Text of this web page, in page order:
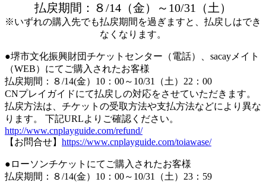
払戻期間：８/14（金）～10/31（土）
※いずれの購入先でも払戻期間を過ぎますと、払戻しはでき
なくなります。
●堺市文化振興財団チケットセンター（電話）、sacayメイト
（WEB）にてご購入されたお客様
払戻期間：８/14(金）10：00～10/31（土）22：00
CNプレイガイドにて払戻しの対応をさせていただきます。
払戻方法は、チケットの受取方法や支払方法などにより異な
ります。 下記URLよりご確認ください。
http://www.cnplayguide.com/refund/
【お問合せ】 https://www.cnplayguide.com/toiawase/
●ローソンチケットにてご購入されたお客様
払戻期間：８/14(金）10：00～10/31（土）23：59